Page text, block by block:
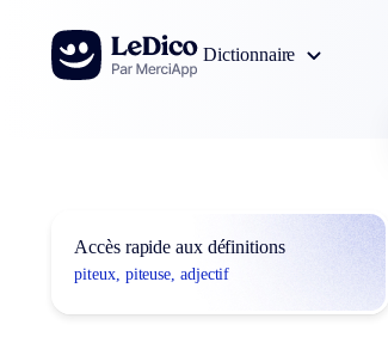
Aller au contenu
Dictionnaire
Accès rapide aux définitions
piteux, piteuse, adjectif